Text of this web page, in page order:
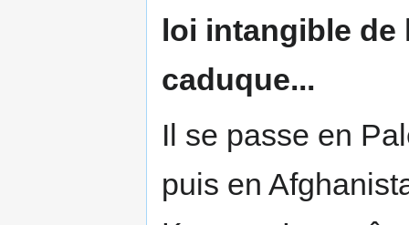
loi intangible de
caduque...
Il se passe en
puis en